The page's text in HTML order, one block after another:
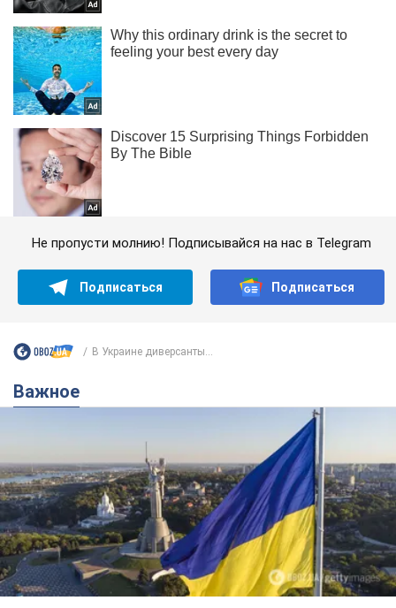
Не пропусти молнию! Подписывайся на нас в Telegram
Подписаться Подписаться
В Украине диверсанты...
Важное